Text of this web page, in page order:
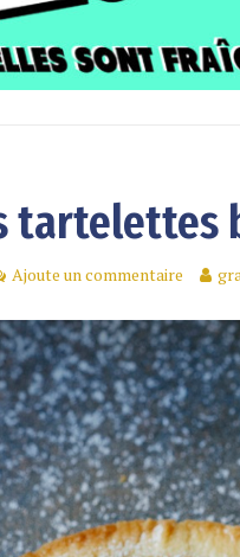
tartelettes
Ajoute un commentaire